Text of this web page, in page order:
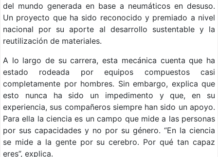
del mundo generada en base a neumáticos en desuso.
Un proyecto que ha sido reconocido y premiado a nivel
nacional por su aporte al desarrollo sustentable y la
reutilización de materiales.
A lo largo de su carrera, esta mecánica cuenta que ha
estado rodeada por equipos compuestos casi
completamente por hombres. Sin embargo, explica que
esto nunca ha sido un impedimento y que, en su
experiencia, sus compañeros siempre han sido un apoyo.
Para ella la ciencia es un campo que mide a las personas
por sus capacidades y no por su género. “En la ciencia
se mide a la gente por su cerebro. Por qué tan capaz
eres”, explica.